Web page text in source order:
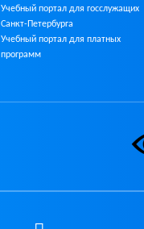
Учебный портал для госслужащих
Санкт-Петербурга
Учебный портал для платных
программ